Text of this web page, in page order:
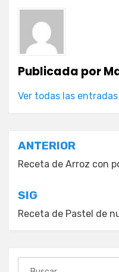
Publicada por
Ver todas las
Navegación
de
entradas
ANTERIOR
Receta de Arroz con
SIG
Receta de Pastel de